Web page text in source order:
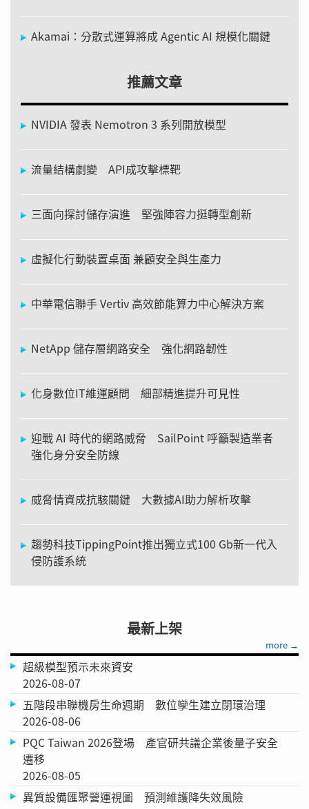
Akamai：分散式運算將成 Agentic AI 規模化關鍵
推薦文章
NVIDIA 發表 Nemotron 3 系列開放模型
流量結構劇變 API成攻擊標靶
三面向探討儲存演進 堅強陣容力挺轉型創新
虛擬化行動裝置桌面 兼顧安全與生產力
中華電信聯手 Vertiv 高效節能算力中心解決方案
NetApp 儲存層網路安全 強化網路韌性
化身數位IT維運顧問 細部精進提升可見性
迎戰 AI 時代的網路威脅 SailPoint 呼籲製造業者
強化身分安全防線
威脅情資成抗駭關鍵 大數據AI助力解析攻擊
趨勢科技TippingPoint推出獨立式100 Gb新一代入
侵防護系統
最新上架
more →
超級模型預示未來資安
2026-08-07
五階段串聯機房生命週期 數位孿生建立閉環治理
2026-08-06
PQC Taiwan 2026登場 產官研共議企業後量子安全
遷移
2026-08-05
異質設備匯聚營運視圖 預測維護降失效風險